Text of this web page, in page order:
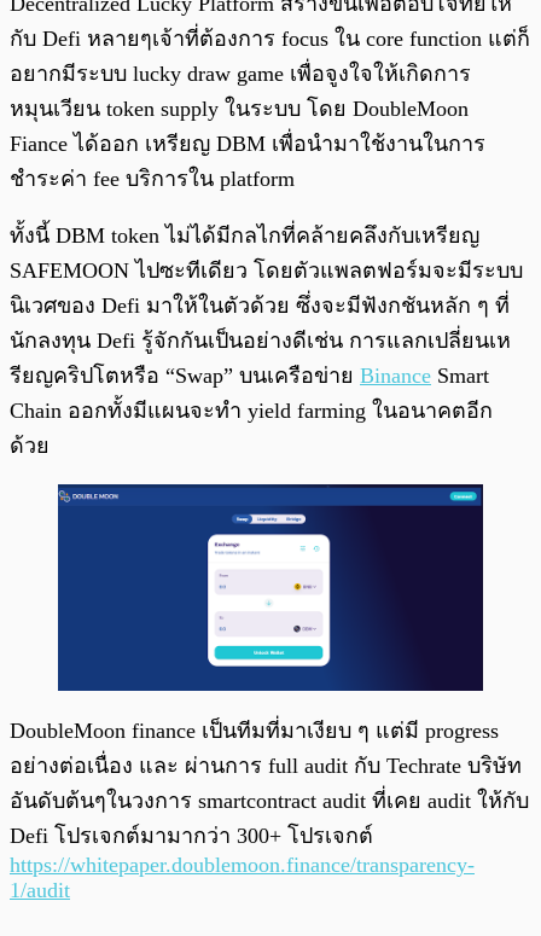
กับ Defi หลายๆเจ้าที่ต้องการ focus ใน core function แต่ก็
อยากมีระบบ lucky draw game เพื่อจูงใจให้เกิดการ
หมุนเวียน token supply ในระบบ โดย DoubleMoon
Fiance ได้ออก เหรียญ DBM เพื่อนำมาใช้งานในการ
ชำระค่า fee บริการใน platform
ทั้งนี้ DBM token ไม่ได้มีกลไกที่คล้ายคลึงกับเหรียญ
SAFEMOON ไปซะทีเดียว โดยตัวแพลตฟอร์มจะมีระบบ
นิเวศของ Defi มาให้ในตัวด้วย ซึ่งจะมีฟังกชันหลัก ๆ ที่
นักลงทุน Defi รู้จักกันเป็นอย่างดีเช่น การแลกเปลี่ยนเห
รียญคริปโตหรือ “Swap” บนเครือข่าย Binance Smart
Chain ออกทั้งมีแผนจะทำ yield farming ในอนาคตอีก
ด้วย
DoubleMoon finance เป็นทีมที่มาเงียบ ๆ แต่มี progress
อย่างต่อเนื่อง และ ผ่านการ full audit กับ Techrate บริษัท
อันดับต้นๆในวงการ smartcontract audit ที่เคย audit ให้กับ
Defi โปรเจกต์มามากว่า 300+ โปรเจกต์
https://whitepaper.doublemoon.finance/transparency-
1/audit